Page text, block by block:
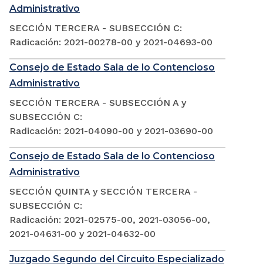
Administrativo
SECCIÓN TERCERA - SUBSECCIÓN C:
Radicación: 2021-00278-00 y 2021-04693-00
Consejo de Estado Sala de lo Contencioso
Administrativo
SECCIÓN TERCERA - SUBSECCIÓN A y
SUBSECCIÓN C:
Radicación: 2021-04090-00 y 2021-03690-00
Consejo de Estado Sala de lo Contencioso
Administrativo
SECCIÓN QUINTA y SECCIÓN TERCERA -
SUBSECCIÓN C:
Radicación: 2021-02575-00, 2021-03056-00,
2021-04631-00 y 2021-04632-00
Juzgado Segundo del Circuito Especializado